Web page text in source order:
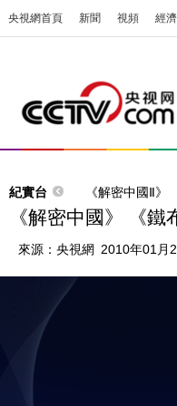
央視網首頁 新聞 視頻 經濟
紀實台 《解密中國Ⅱ》
《解密中國》 《鐵
來源： 央視網 2010年01月